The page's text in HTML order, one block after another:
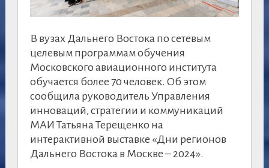
В вузах Дальнего Востока по сетевым
целевым программам обучения
Московского авиационного института
обучается более 70 человек. Об этом
сообщила руководитель Управления
инноваций, стратегии и коммуникаций
МАИ Татьяна Терещенко на
интерактивной выставке «Дни регионов
Дальнего Востока в Москве – 2024».